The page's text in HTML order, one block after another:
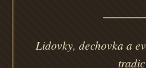
Lidovky, dechovka a